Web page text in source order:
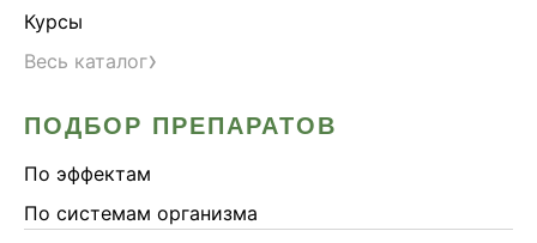
Курсы
Весь каталог›
ПОДБОР ПРЕПАРАТОВ
По эффектам
По системам организма